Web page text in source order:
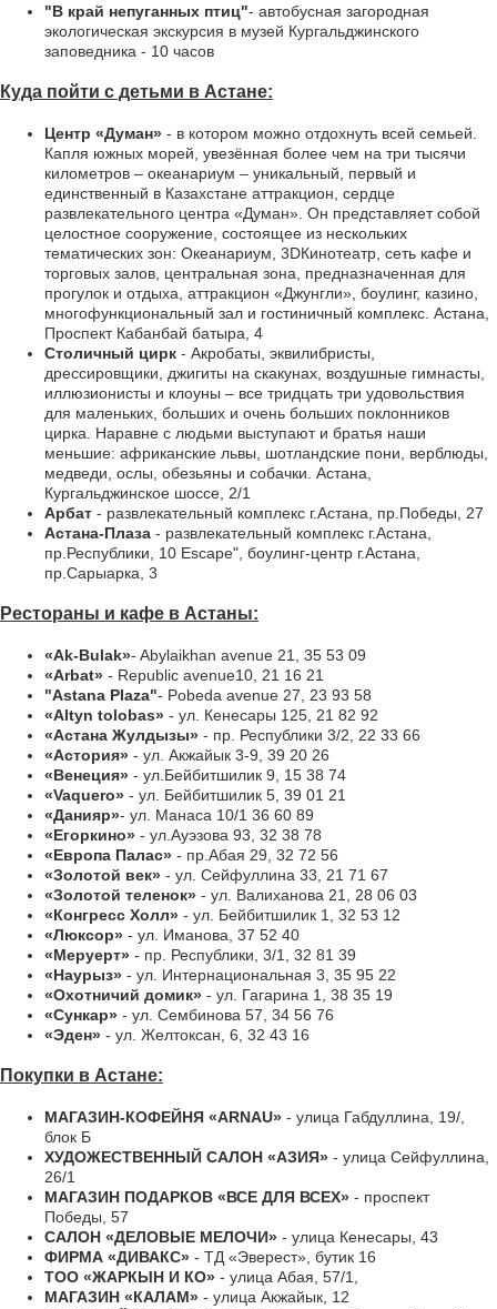
"В край непуганных птиц"- автобусная загородная
экологическая экскурсия в музей Кургальджинского
заповедника - 10 часов
Куда пойти с детьми в Астане:
Центр «Думан» - в котором можно отдохнуть всей семьей.
Капля южных морей, увезённая более чем на три тысячи
километров – океанариум – уникальный, первый и
единственный в Казахстане аттракцион, сердце
развлекательного центра «Думан». Он представляет собой
целостное сооружение, состоящее из нескольких
тематических зон: Океанариум, 3DКинотеатр, сеть кафе и
торговых залов, центральная зона, предназначенная для
прогулок и отдыха, аттракцион «Джунгли», боулинг, казино,
многофункциональный зал и гостиничный комплекс. Астана,
Проспект Кабанбай батыра, 4
Столичный цирк - Акробаты, эквилибристы,
дрессировщики, джигиты на скакунах, воздушные гимнасты,
иллюзионисты и клоуны – все тридцать три удовольствия
для маленьких, больших и очень больших поклонников
цирка. Наравне с людьми выступают и братья наши
меньшие: африканские львы, шотландские пони, верблюды,
медведи, ослы, обезьяны и собачки. Астана,
Кургальджинское шоссе, 2/1
Арбат - развлекательный комплекс г.Астана, пр.Победы, 27
Астана-Плаза - развлекательный комплекс г.Астана,
пр.Республики, 10 Escape", боулинг-центр г.Астана,
пр.Сарыарка, 3
Рестораны и кафе в Астаны:
«Ak-Bulak»- Abylaikhan avenue 21, 35 53 09
«Arbat» - Republic avenue10, 21 16 21
"Astana Plaza"- Pobeda avenue 27, 23 93 58
«Altyn tolobas» - ул. Кенесары 125, 21 82 92
«Астана Жулдызы» - пр. Республики 3/2, 22 33 66
«Астория» - ул. Акжайык 3-9, 39 20 26
«Венеция» - ул.Бейбитшилик 9, 15 38 74
«Vaquero» - ул. Бейбитшилик 5, 39 01 21
«Данияр»- ул. Манаса 10/1 36 60 89
«Егоркино» - ул.Ауэзова 93, 32 38 78
«Европа Палас» - пр.Абая 29, 32 72 56
«Золотой век» - ул. Сейфуллина 33, 21 71 67
«Золотой теленок» - ул. Валиханова 21, 28 06 03
«Конгресс Холл» - ул. Бейбитшилик 1, 32 53 12
«Люксор» - ул. Иманова, 37 52 40
«Меруерт» - пр. Республики, 3/1, 32 81 39
«Наурыз» - ул. Интернациональная 3, 35 95 22
«Охотничий домик» - ул. Гагарина 1, 38 35 19
«Сункар» - ул. Сембинова 57, 34 56 76
«Эден» - ул. Желтоксан, 6, 32 43 16
Покупки в Астане:
МАГАЗИН-КОФЕЙНЯ «ARNAU» - улица Габдуллина, 19/,
блок Б
ХУДОЖЕСТВЕННЫЙ САЛОН «АЗИЯ» - улица Сейфуллина,
26/1
МАГАЗИН ПОДАРКОВ «ВСЕ ДЛЯ ВСЕХ» - проспект
Победы, 57
САЛОН «ДЕЛОВЫЕ МЕЛОЧИ» - улица Кенесары, 43
ФИРМА «ДИВАКС» - ТД «Эверест», бутик 16
ТОО «ЖАРКЫН И КО» - улица Абая, 57/1,
МАГАЗИН «КАЛАМ» - улица Акжайык, 12